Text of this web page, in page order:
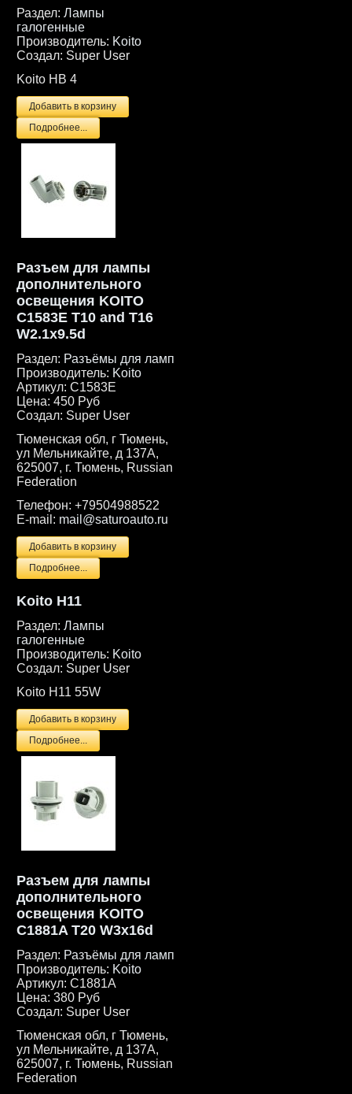
Раздел:Лампы
галогенные
Производитель: Koito
Создал: Super User
Koito HB 4
Подробнее...
Разъем для лампы
дополнительного
освещения KOITO
C1583E T10 and T16
W2.1x9.5d
Раздел: Разъёмы для ламп
Производитель: Koito
Артикул:C1583E
Цена:450 Руб
Создал: Super User
Тюменская обл, г Тюмень,
ул Мельникайте, д 137А,
625007, г. Тюмень, Russian
Federation
Телефон:+79504988522
E-mail: mail@saturoauto.ru
Подробнее...
Koito H11
Раздел:Лампы
галогенные
Производитель: Koito
Создал: Super User
Koito H11 55W
Подробнее...
Разъем для лампы
дополнительного
освещения KOITO
C1881A T20 W3x16d
Раздел: Разъёмы для ламп
Производитель: Koito
Артикул:C1881A
Цена:380 Руб
Создал: Super User
Тюменская обл, г Тюмень,
ул Мельникайте, д 137А,
625007, г. Тюмень, Russian
Federation